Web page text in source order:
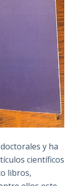
y ha
científicos
libros,